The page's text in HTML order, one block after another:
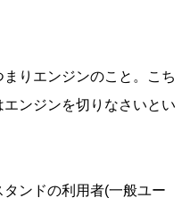
まりエンジンのこと。こち
ンジンを切りなさいとい
ンドの利用者(一般ユー